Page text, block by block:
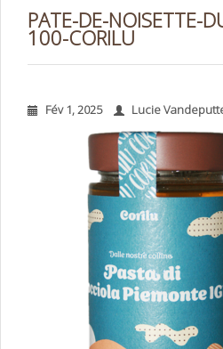
PATE-DE-NOISETTE-
100-CORILU
Fév 1, 2025 Lucie